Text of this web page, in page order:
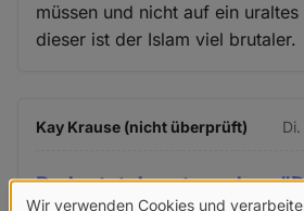
müssen und nicht auf ein
dieser ist der Islam viel brutaler.
Kay Krause (nicht überprüft)
Bedeutet das etwa, dass
Wir verwenden Cookies und